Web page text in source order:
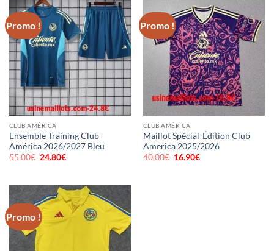
Promo !
CLUB AMÉRICA
Ensemble Training Club
América 2026/2027 Bleu
55.00€ Le
55.00€.
24.80€Le
24.80€.
Promo !
CLUB AMÉRICA
Maillot Spécial-Édition Club
America 2025/2026
40.00€ Le
16.90€Le
Promo !